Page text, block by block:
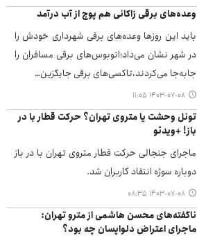
وعده‌های برقی زاکانی هم پوچ از آب درآمد
باید این روزها وعده‌های برقی شهرداری خودش را
در شهر نشان می‌داد؛اتوبوس‌های برقی مسافران را
جابه‌جا می‌کردند،تاکسی‌های برقی جایگزین…
۱۴۰۳-۰۷-۰۸ ۱۱:۰۵
تونل وحشت یا متروی تهران؟ حرکت قطار با در
باز! +ویدئو
ماجرای جنجالی حرکت قطار متروی تهران با در باز
دوباره سوژه انتقاد کاربران شد.
۱۴۰۳-۰۷-۰۸ ۰۸:۳۵
ناگفته‌های محسن هاشمی از مترو تهران:
ماجرای اعتراض دلواپسان چه بود؟